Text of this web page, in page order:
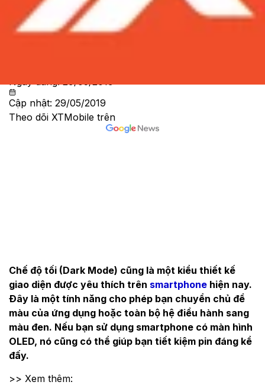
hướng mới thân thiện với đôi mắt
bạn
Ngày đăng:29/05/2019
Cập nhật: 29/05/2019
Theo dõi XTMobile trên
Chế độ tối (Dark Mode) cũng là một kiểu thiết kế
giao diện được yêu thích trên smartphone hiện nay.
Đây là một tính năng cho phép bạn chuyển chủ đề
màu của ứng dụng hoặc toàn bộ hệ điều hành sang
màu đen. Nếu bạn sử dụng smartphone có màn hình
OLED, nó cũng có thể giúp bạn tiết kiệm pin đáng kể
đấy.
>> Xem thêm: